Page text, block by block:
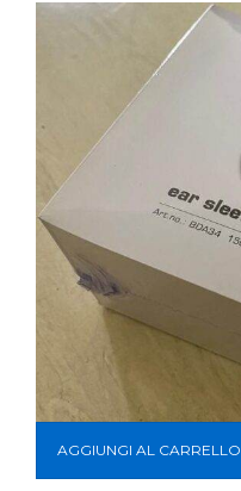
AGGIUNGI AL CARRELLO